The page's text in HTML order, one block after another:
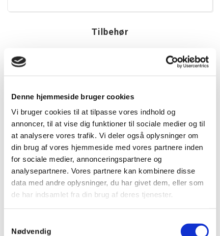
Denne hjemmeside bruger cookies
Vi bruger cookies til at tilpasse vores indhold og
annoncer, til at vise dig funktioner til sociale medier og til
at analysere vores trafik. Vi deler også oplysninger om
din brug af vores hjemmeside med vores partnere inden
for sociale medier, annonceringspartnere og
analysepartnere. Vores partnere kan kombinere disse
data med andre oplysninger, du har givet dem, eller som
de har indsamlet fra din brug af deres tjenester.
Nødvendig
Tilbehør
Lågskrue uden top, 1
stk.
Top for lågskrue,
fingeråbning, 4 stk.